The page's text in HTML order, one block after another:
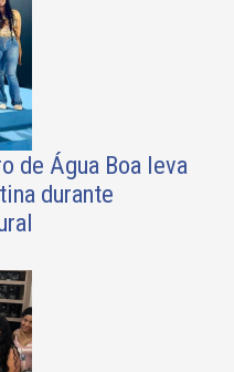
de Água Boa leva
durante